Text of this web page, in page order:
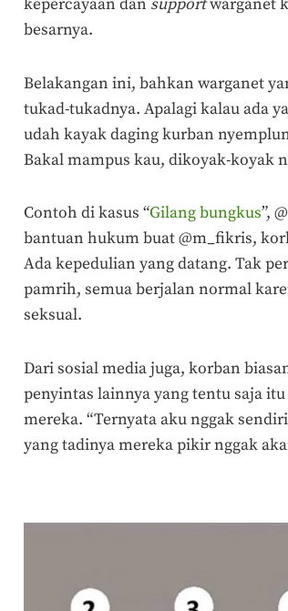
kepercayaan dan supportwarganet
besarnya.
Belakangan ini, bahkan warganet
tukad-tukadnya. Apalagi kalau ada
udah kayak daging kurban
Bakal mampus kau, dikoyak-koyak
Contoh di kasus “Gilang bungkus”, @
bantuan hukum buat @m_fikris,
Ada kepedulian yang datang. Tak
pamrih, semua berjalan normal
seksual.
Dari sosial media juga, korban
penyintas lainnya yang tentu saja
mereka. “Ternyata aku nggak sendiri
yang tadinya mereka pikir nggak